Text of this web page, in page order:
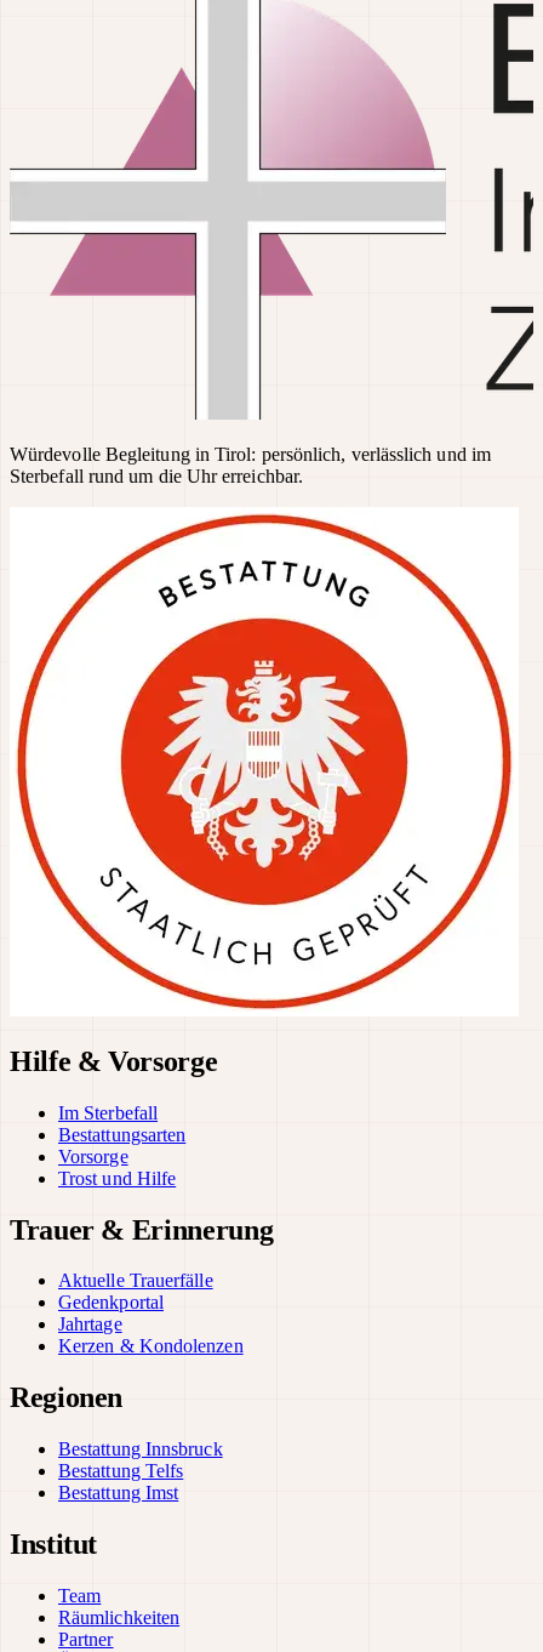
Würdevolle Begleitung in Tirol: persönlich, verlässlich und im
Sterbefall rund um die Uhr erreichbar.
Hilfe & Vorsorge
Im Sterbefall
Bestattungsarten
Vorsorge
Trost und Hilfe
Trauer & Erinnerung
Aktuelle Trauerfälle
Gedenkportal
Jahrtage
Kerzen & Kondolenzen
Regionen
Bestattung Innsbruck
Bestattung Telfs
Bestattung Imst
Institut
Team
Räumlichkeiten
Partner